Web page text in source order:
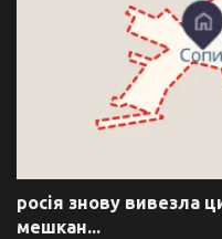
росія знову вивезла
мешкан...